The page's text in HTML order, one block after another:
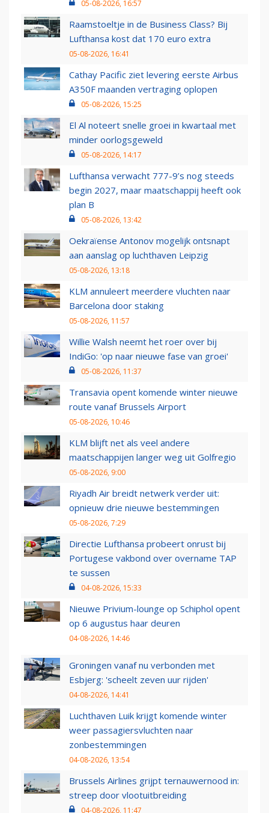
05-08-2026, 16:57
Raamstoeltje in de Business Class? Bij
Lufthansa kost dat 170 euro extra
05-08-2026, 16:41
Cathay Pacific ziet levering eerste Airbus
A350F maanden vertraging oplopen
05-08-2026, 15:25
El Al noteert snelle groei in kwartaal met
minder oorlogsgeweld
05-08-2026, 14:17
Lufthansa verwacht 777-9’s nog steeds
begin 2027, maar maatschappij heeft ook
plan B
05-08-2026, 13:42
Oekraïense Antonov mogelijk ontsnapt
aan aanslag op luchthaven Leipzig
05-08-2026, 13:18
KLM annuleert meerdere vluchten naar
Barcelona door staking
05-08-2026, 11:57
Willie Walsh neemt het roer over bij
IndiGo: 'op naar nieuwe fase van groei'
05-08-2026, 11:37
Transavia opent komende winter nieuwe
route vanaf Brussels Airport
05-08-2026, 10:46
KLM blijft net als veel andere
maatschappijen langer weg uit Golfregio
05-08-2026, 9:00
Riyadh Air breidt netwerk verder uit:
opnieuw drie nieuwe bestemmingen
05-08-2026, 7:29
Directie Lufthansa probeert onrust bij
Portugese vakbond over overname TAP
te sussen
04-08-2026, 15:33
Nieuwe Privium-lounge op Schiphol opent
op 6 augustus haar deuren
04-08-2026, 14:46
Groningen vanaf nu verbonden met
Esbjerg: 'scheelt zeven uur rijden'
04-08-2026, 14:41
Luchthaven Luik krijgt komende winter
weer passagiersvluchten naar
zonbestemmingen
04-08-2026, 13:54
Brussels Airlines grijpt ternauwernood in:
streep door vlootuitbreiding
04-08-2026, 11:47